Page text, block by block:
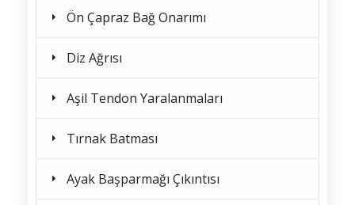
Ön Çapraz Bağ Onarımı
Diz Ağrısı
Aşil Tendon Yaralanmaları
Tırnak Batması
Ayak Başparmağı Çıkıntısı